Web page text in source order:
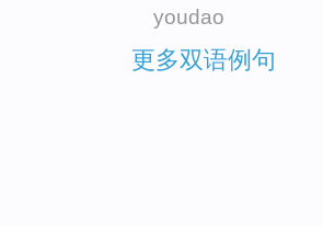
youdao
更多双语例句